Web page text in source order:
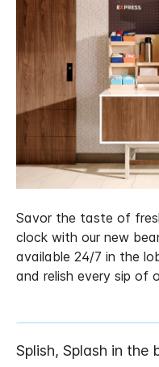
Savor the taste of
clock with our new
available 24/7 in the
and relish every sip of